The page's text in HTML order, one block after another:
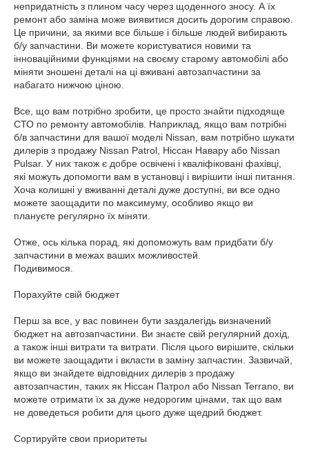
непридатність з плином часу через щоденного зносу. А їх
ремонт або заміна може виявитися досить дорогим справою.
Це причини, за якими все більше і більше людей вибирають
б/у запчастини. Ви можете користуватися новими та
інноваційними функціями на своєму старому автомобілі або
міняти зношені деталі на ці вживані автозапчастини за
набагато нижчою ціною.
Все, що вам потрібно зробити, це просто знайти підходяще
СТО по ремонту автомобілів. Наприклад, якщо вам потрібні
б/в запчастини для вашої моделі Nissan, вам потрібно шукати
дилерів з продажу Nissan Patrol, Ніссан Навару або Nissan
Pulsar. У них також є добре освічені і кваліфіковані фахівці,
які можуть допомогти вам в установці і вирішити інші питання.
Хоча колишні у вживанні деталі дуже доступні, ви все одно
можете заощадити по максимуму, особливо якщо ви
плануєте регулярно їх міняти.
Отже, ось кілька порад, які допоможуть вам придбати б/у
запчастини в межах ваших можливостей.
Подивимося.
Порахуйте свій бюджет
Перш за все, у вас повинен бути заздалегідь визначений
бюджет на автозапчастини. Ви знаєте свій регулярний дохід,
а також інші витрати та витрати. Після цього вирішите, скільки
ви можете заощадити і вкласти в заміну запчастин. Зазвичай,
якщо ви знайдете відповідних дилерів з продажу
автозапчастин, таких як Ніссан Патрол або Nissan Terrano, ви
можете отримати їх за дуже недорогим цінами, так що вам
не доведеться робити для цього дуже щедрий бюджет.
Сортируйте свои приоритеты